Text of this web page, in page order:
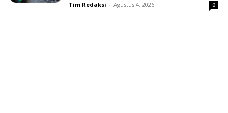
Tim Redaksi - Agustus 4, 2026 0